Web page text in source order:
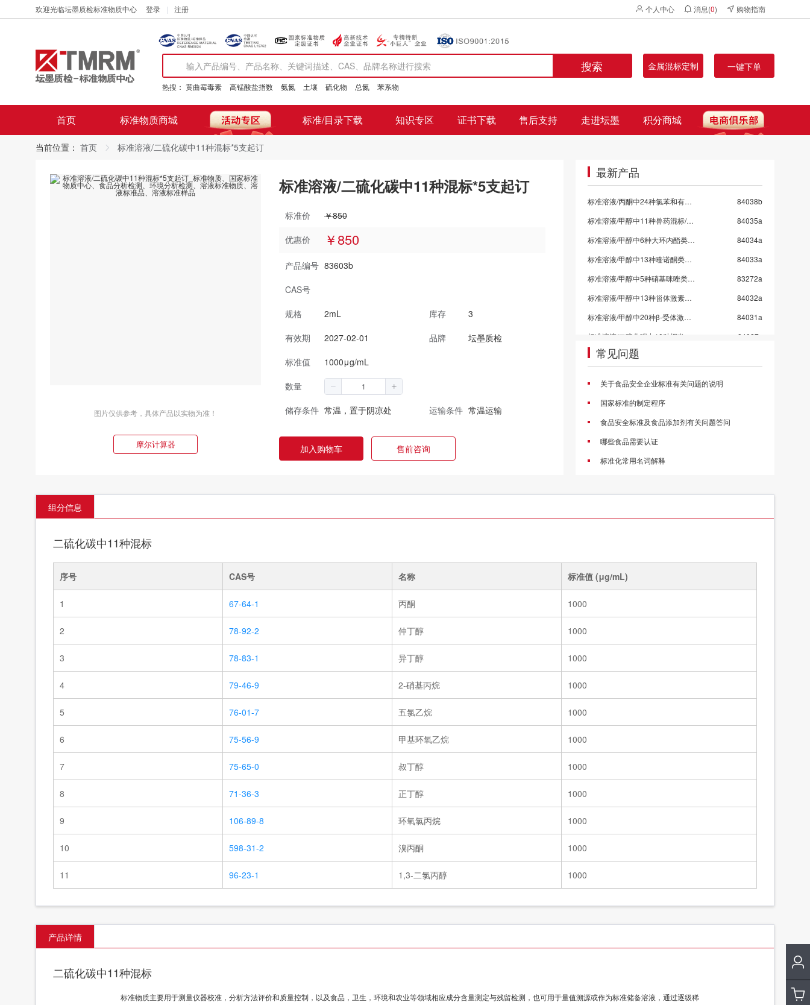
欢迎光临坛墨质检标准物质中心 登录 注册 个人中心 消息(0) 购物指南
搜索 金属混标定制 一键下单
热搜： 黄曲霉毒素 高锰酸盐指数 氨氮 土壤 硫化物 总氮 苯系物
首页 标准物质商城 标准/目录下载 知识专区 证书下载 售后支持 走进坛墨 积分商城
当前位置： 首页 标准溶液/二硫化碳中11种混标*5支起订
图片仅供参考，具体产品以实物为准！
摩尔计算器
标准溶液/二硫化碳中11种混标*5支起订
标准价
￥850
优惠价
￥850
产品编号 83603b
CAS号
规格
2mL 库存
3
有效期
2027-02-01 品牌
坛墨质检
标准值
1000μg/mL
数量
储存条件 常温，置于阴凉处 运输条件 常温运输
加入购物车 售前咨询
最新产品
标准溶液/丙酮中24种氯苯和有机氯混标
84038b
标准溶液/甲醇中11种兽药混标/SN/T 5724-2025-9
84035a
标准溶液/甲醇中6种大环内酯类抗生素混标/SN/T 5724-2025-8/保质期6个月
84034a
标准溶液/甲醇中13种喹诺酮类药物混标/SN/T 5724-2025-7
84033a
标准溶液/甲醇中5种硝基咪唑类药物混标/SN/T 5724-2025-4
83272a
标准溶液/甲醇中13种甾体激素混标溶液/SN/T 5724-2025-3/保质期6个月
84032a
标准溶液/甲醇中20种β-受体激动剂混标溶液/SN/T 5724-2025-2
84031a
84027x
标准溶液/水中乙醇等5种混标-4组
常见问题
关于食品安全企业标准有关问题的说明
国家标准的制定程序
食品安全标准及食品添加剂有关问题答问
哪些食品需要认证
标准化常用名词解释
组分信息
二硫化碳中11种混标
序号 CAS号 名称 标准值 (μg/mL)
1 67-64-1 丙酮 1000
2 78-92-2 仲丁醇 1000
3 78-83-1 异丁醇 1000
4 79-46-9 2-硝基丙烷 1000
5 76-01-7 五氯乙烷 1000
6 75-56-9 甲基环氧乙烷 1000
7 75-65-0 叔丁醇 1000
8 71-36-3 正丁醇 1000
9 106-89-8 环氧氯丙烷 1000
10 598-31-2 溴丙酮 1000
11 96-23-1 1,3-二氯丙醇 1000
产品详情
二硫化碳中11种混标
标准物质主要用于测量仪器校准，分析方法评价和质量控制，以及食品，卫生，环境和农业等领域相应成分含量测定与残留检测，也可用于量值溯源或作为标准储备溶液，通过逐级稀